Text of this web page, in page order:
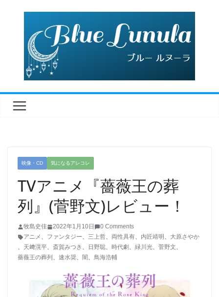
映像・CD 気になるアレコレ
TVアニメ『薔薇王の葬
列』(菅野文)レビュー！
牧島史佳 2022年1月10日
0 Comments
アニメ 、 ファンタジー、 三上哲、 両性具有、 内匠靖明 、 大原さやか
、 天﨑滉平、 斎賀みつき 、 日野聡、 時代劇 、 緑川光、 菅野文、
薔薇王の葬列 、 速水奨、 闇、 鳥海浩輔